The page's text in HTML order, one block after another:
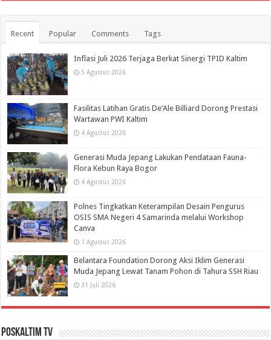
Recent Popular Comments Tags
Inflasi Juli 2026 Terjaga Berkat Sinergi TPID Kaltim
5 Agustus 2026
Fasilitas Latihan Gratis De’Ale Billiard Dorong Prestasi
Wartawan PWI Kaltim
4 Agustus 2026
Generasi Muda Jepang Lakukan Pendataan Fauna-
Flora Kebun Raya Bogor
4 Agustus 2026
Polnes Tingkatkan Keterampilan Desain Pengurus
OSIS SMA Negeri 4 Samarinda melalui Workshop
Canva
1 Agustus 2026
Belantara Foundation Dorong Aksi Iklim Generasi
Muda Jepang Lewat Tanam Pohon di Tahura SSH Riau
31 Juli 2026
PosKaltim TV